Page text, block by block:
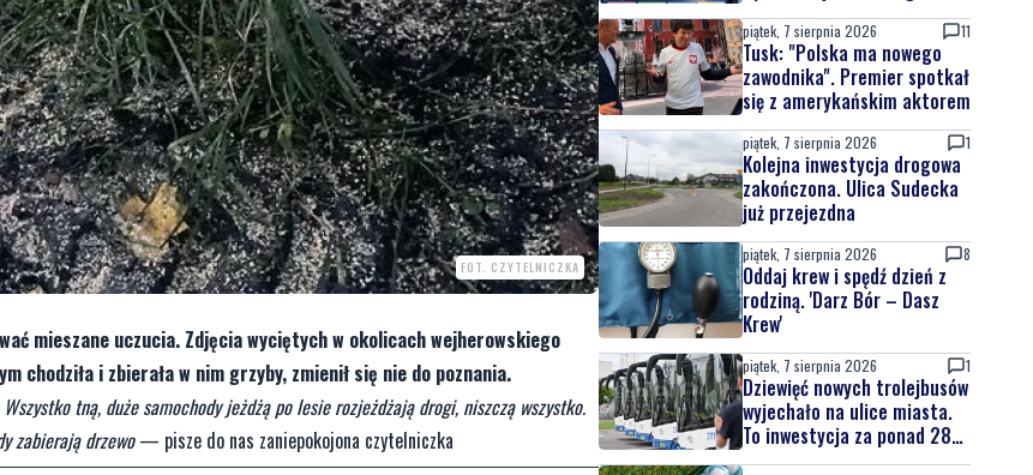
FOT. CZYTELNICZKA
mieszane uczucia. Zdjęcia wyciętych w okolicach wejherowskiego
chodziła i zbierała w nim grzyby, zmienił się nie do poznania.
tną, duże samochody jeżdżą po lesie rozjeżdżają drogi, niszczą wszystko.
zabierają drzewo— pisze do nas zaniepokojona czytelniczka
latek uciekał
piątek, 7 sierpnia 2026 11
Tusk: "Polska ma nowego
zawodnika". Premier spotkał
się z amerykańskim aktorem
piątek, 7 sierpnia 2026 1
Kolejna inwestycja drogowa
zakończona. Ulica Sudecka
już przejezdna
piątek, 7 sierpnia 2026 8
Oddaj krew i spędź dzień z
rodziną. 'Darz Bór – Dasz
Krew'
piątek, 7 sierpnia 2026 1
Dziewięć nowych trolejbusów
wyjechało na ulice miasta.
To inwestycja za ponad 28
mln zł